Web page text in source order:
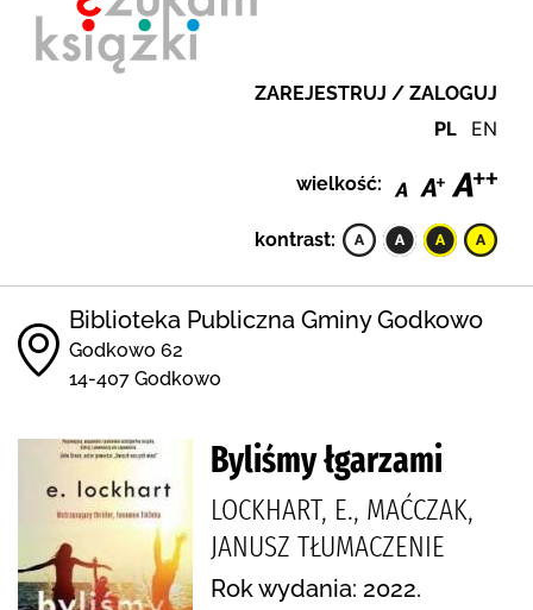
ZAREJESTRUJ / ZALOGUJ
PL EN
wielkość:
kontrast:
Biblioteka Publiczna Gminy Godkowo
Godkowo 62
14-407 Godkowo
Byliśmy łgarzami
LOCKHART, E., MAĆCZAK,
JANUSZ TŁUMACZENIE
Rok wydania: 2022.